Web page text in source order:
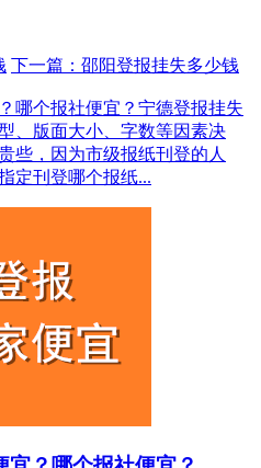
下一篇：邵阳登报挂失多少钱
哪个报社便宜？宁德登报挂失
、版面大小、字数等因素决
些，因为市级报纸刊登的人
定刊登哪个报纸...